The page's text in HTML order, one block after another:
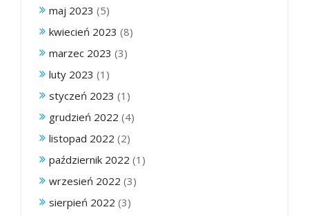
maj 2023 (5)
kwiecień 2023 (8)
marzec 2023 (3)
luty 2023 (1)
styczeń 2023 (1)
grudzień 2022 (4)
listopad 2022 (2)
październik 2022 (1)
wrzesień 2022 (3)
sierpień 2022 (3)